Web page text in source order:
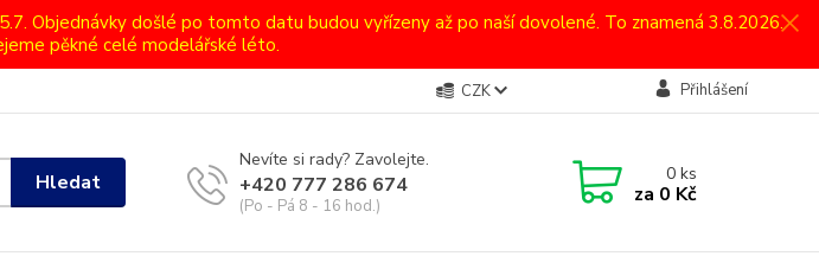
Objednávky došlé po tomto datu budou vyřízeny až po naší dovolené. To znamená 3.8.2026.
pěkné celé modelářské léto.
CZK Přihlášení
Hledat
Nevíte si rady? Zavolejte.
+420 777 286 674
(Po - Pá 8 - 16 hod.)
0ks
za 0 Kč